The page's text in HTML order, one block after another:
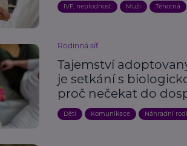
IVF, neplodnost Muži Těhotná
Rodinná síť
Tajemství
je setkání s
proč nečekat do
Děti Komunikace Náhradní